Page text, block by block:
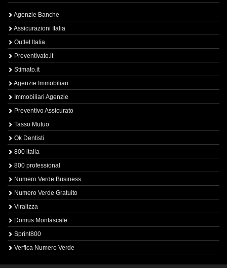
Agenzie Banche
Assicurazioni Italia
Outlet Italia
Preventivato.it
Stimato.it
Agenzie Immobiliari
Immobiliari Agenzie
Preventivo Assicurato
Tasso Mutuo
Ok Dentisti
800 italia
800 professional
Numero Verde Business
Numero Verde Gratuito
Viralizza
Domus Montascale
Sprint800
Verfica Numero Verde